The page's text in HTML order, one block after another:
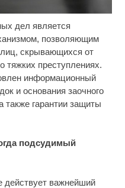
дел является
позволяющим
лиц, скрывающихся от
тяжких преступлениях.
информационный
и основания заочного
также гарантии защиты
подсудимый
действует важнейший
на такое никто не
i
смеяться долго
из магазинов с 1 августа